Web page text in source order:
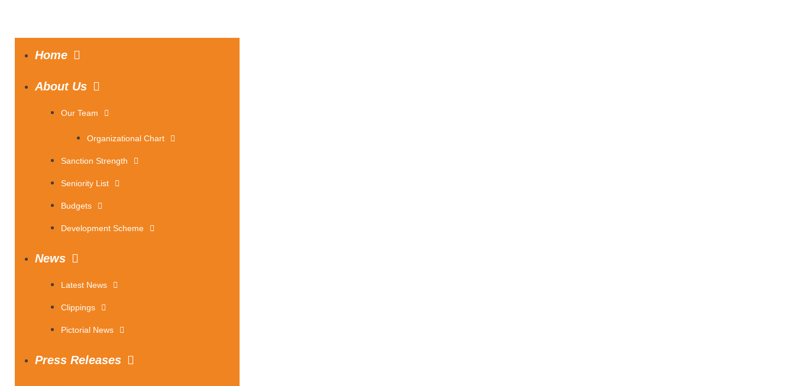
Home
About Us
Our Team
Organizational Chart
Sanction Strength
Seniority List
Budgets
Development Scheme
News
Latest News
Clippings
Pictorial News
Press Releases